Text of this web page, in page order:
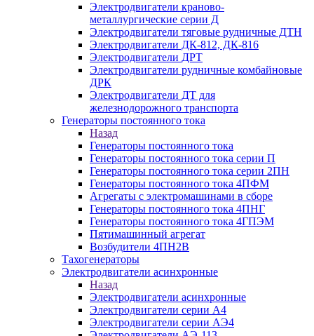
Электродвигатели краново-
металлургические серии Д
Электродвигатели тяговые рудничные ДТН
Электродвигатели ДК-812, ДК-816
Электродвигатели ДРТ
Электродвигатели рудничные комбайновые
ДРК
Электродвигатели ДТ для
железнодорожного транспорта
Генераторы постоянного тока
Назад
Генераторы постоянного тока
Генераторы постоянного тока серии П
Генераторы постоянного тока серии 2ПН
Генераторы постоянного тока 4ПФМ
Агрегаты с электромашинами в сборе
Генераторы постоянного тока 4ПНГ
Генераторы постоянного тока 4ГПЭМ
Пятимашинный агрегат
Возбудители 4ПН2В
Тахогенераторы
Электродвигатели асинхронные
Назад
Электродвигатели асинхронные
Электродвигатели серии А4
Электродвигатели серии АЭ4